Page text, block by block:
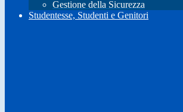
Gestione della Sicurezza
Studentesse, Studenti e Genitori